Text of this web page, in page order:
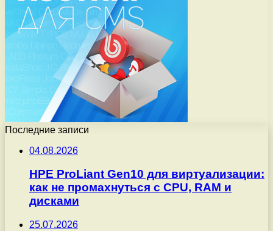
Последние записи
04.08.2026
HPE ProLiant Gen10 для виртуализации:
как не промахнуться с CPU, RAM и
дисками
25.07.2026